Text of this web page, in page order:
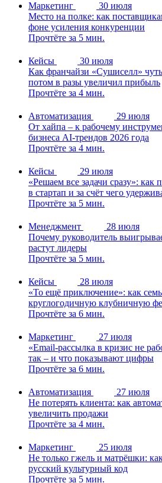
Маркетинг
30 июля
Место на полке: как
фоне усиления конкуренции
Прочтёте за 5 мин.
Кейсы
30 июля
Как франчайзи «Сушиселл»
потом в разы увеличил прибыль
Прочтёте за 4 мин.
Автоматизация
29 июля
От хайпа – к рабочему
бизнеса AI-трендов 2026 года
Прочтёте за 4 мин.
Кейсы
29 июля
«Решаем все задачи сразу»: как
в стартап и за счёт чего
Прочтёте за 5 мин.
Менеджмент
28 июля
Почему руководитель
растут лидеры
Прочтёте за 5 мин.
Кейсы
28 июля
«То ещё приключение»: как
круглогодичную клубничную
Прочтёте за 6 мин.
Маркетинг
27 июля
«Email-рассылка в кризис не
так – и что показывают цифры
Прочтёте за 6 мин.
Автоматизация
27 июля
Не потерять клиента: как
увеличить продажи
Прочтёте за 4 мин.
Маркетинг
25 июля
Не только гжель и матрёшки:
русский культурный код
Прочтёте за 5 мин.